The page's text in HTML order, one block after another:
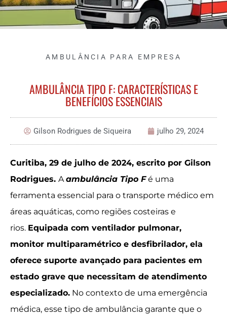
AMBULÂNCIA PARA EMPRESA
AMBULÂNCIA TIPO F: CARACTERÍSTICAS E
BENEFÍCIOS ESSENCIAIS
Gilson Rodrigues de Siqueira julho 29, 2024
Curitiba, 29 de julho de 2024, escrito por Gilson
Rodrigues. Aambulância Tipo Fé uma
ferramenta essencial para o transporte médico em
áreas aquáticas, como regiões costeiras e
rios. Equipada com ventilador pulmonar,
monitor multiparamétrico e desfibrilador, ela
oferece suporte avançado para pacientes em
estado grave que necessitam de atendimento
especializado. No contexto de uma emergência
médica, esse tipo de ambulância garante que o